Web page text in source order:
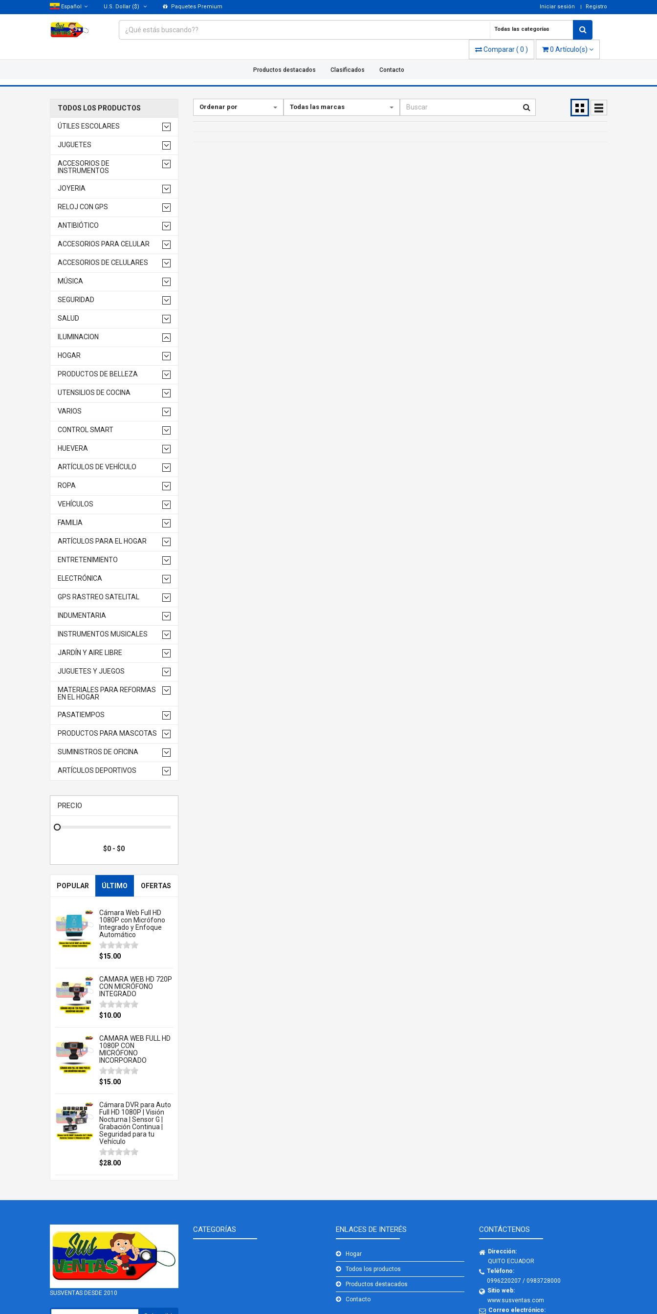
Español U.S. Dollar ($) Paquetes Premium Iniciar sesión Registro
Todas las categorías
Comparar( 0 ) 0 Artículo(s)
Productos destacados Clasificados Contacto
TODOS LOS PRODUCTOS
ÚTILES ESCOLARES
JUGUETES
ACCESORIOS DE
INSTRUMENTOS
JOYERIA
RELOJ CON GPS
ANTIBIÓTICO
ACCESORIOS PARA CELULAR
ACCESORIOS DE CELULARES
MÚSICA
SEGURIDAD
SALUD
ILUMINACION
HOGAR
PRODUCTOS DE BELLEZA
UTENSILIOS DE COCINA
VARIOS
CONTROL SMART
HUEVERA
ARTÍCULOS DE VEHÍCULO
ROPA
VEHÍCULOS
FAMILIA
ARTÍCULOS PARA EL HOGAR
ENTRETENIMIENTO
ELECTRÓNICA
GPS RASTREO SATELITAL
INDUMENTARIA
INSTRUMENTOS MUSICALES
JARDÍN Y AIRE LIBRE
JUGUETES Y JUEGOS
MATERIALES PARA REFORMAS
EN EL HOGAR
PASATIEMPOS
PRODUCTOS PARA MASCOTAS
SUMINISTROS DE OFICINA
ARTÍCULOS DEPORTIVOS
PRECIO
POPULAR ÚLTIMO OFERTAS
Cámara Web Full HD
1080P con Micrófono
Integrado y Enfoque
Automático
$15.00
CÁMARA WEB HD 720P
CON MICRÓFONO
INTEGRADO
$10.00
CÁMARA WEB FULL HD
1080P CON
MICRÓFONO
INCORPORADO
$15.00
Cámara DVR para Auto
Full HD 1080P | Visión
Nocturna | Sensor G |
Grabación Continua |
Seguridad para tu
Vehículo
$28.00
Ordenar por Todas las marcas
SUSVENTAS DESDE 2010
CATEGORÍAS ENLACES DE INTERÉS
Hogar
Todos los productos
Productos destacados
Contacto
CONTÁCTENOS
Dirección:
QUITO ECUADOR
Teléfono:
0996220207 / 0983728000
Sitio web:
www.susventas.com
Correo electrónico: